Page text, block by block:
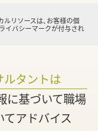
ルリソースは、お客様の個
イバシーマークが付与され
タントは
に基づいて職場
アドバイス